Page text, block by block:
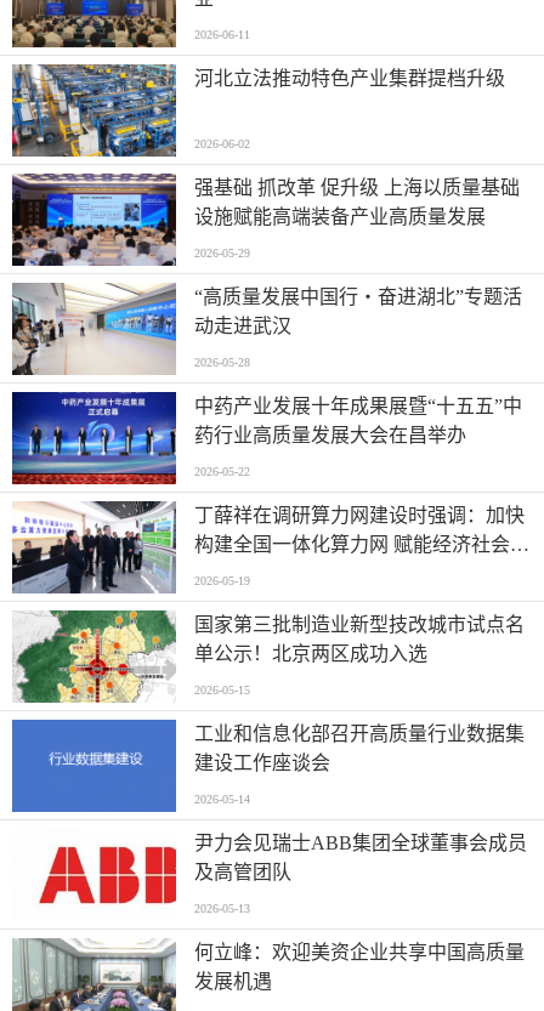
2026-06-11
河北立法推动特色产业集群提档升级
2026-06-02
强基础 抓改革 促升级 上海以质量基础
设施赋能高端装备产业高质量发展
2026-05-29
“高质量发展中国行・奋进湖北”专题活
动走进武汉
2026-05-28
中药产业发展十年成果展暨“十五五”中
药行业高质量发展大会在昌举办
2026-05-22
丁薛祥在调研算力网建设时强调：加快
构建全国一体化算力网 赋能经济社会高
质量发展
2026-05-19
国家第三批制造业新型技改城市试点名
单公示！北京两区成功入选
2026-05-15
工业和信息化部召开高质量行业数据集
建设工作座谈会
2026-05-14
尹力会见瑞士ABB集团全球董事会成员
及高管团队
2026-05-13
何立峰：欢迎美资企业共享中国高质量
发展机遇